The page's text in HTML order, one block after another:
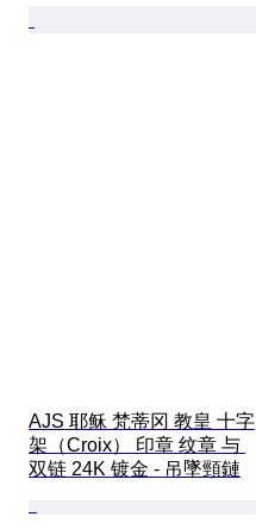
AJS 耶稣 梵蒂冈 教皇 十字
架（Croix） 印章 纹章 与
双链 24K 镀金 - 吊墜頸鏈